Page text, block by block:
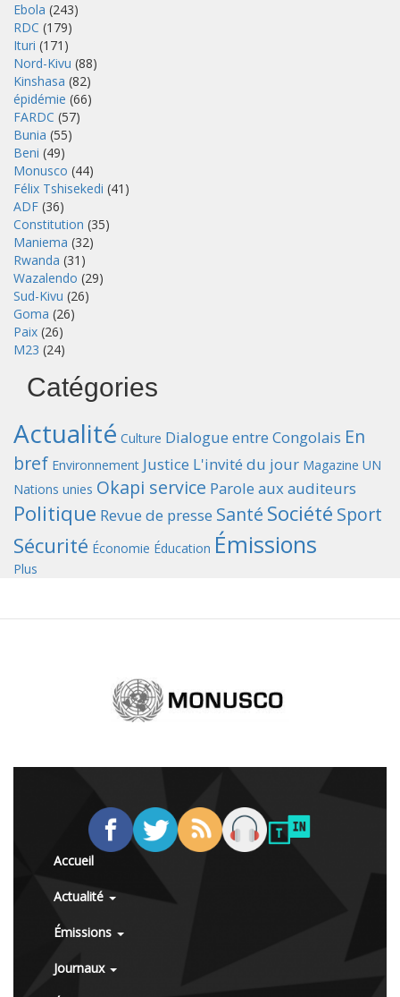
Ebola (243)
RDC (179)
Ituri (171)
Nord-Kivu (88)
Kinshasa (82)
épidémie (66)
FARDC (57)
Bunia (55)
Beni (49)
Monusco (44)
Félix Tshisekedi (41)
ADF (36)
Constitution (35)
Maniema (32)
Rwanda (31)
Wazalendo (29)
Sud-Kivu (26)
Goma (26)
Paix (26)
M23 (24)
Catégories
Actualité Culture Dialogue entre Congolais En
bref Environnement Justice L'invité du jour Magazine UN
Nations unies Okapi service Parole aux auditeurs
Politique Revue de presse Santé Société Sport
Sécurité Économie Éducation Émissions
Plus
Accueil
Actualité
Émissions
Journaux